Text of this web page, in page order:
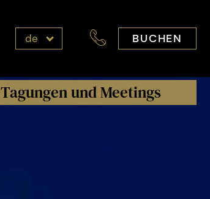
de BUCHEN
Tagungen und Meetings